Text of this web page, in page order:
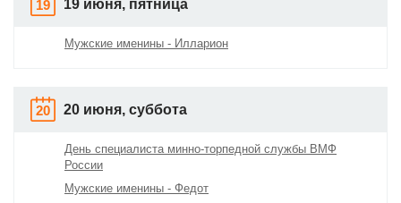
19 19 июня, пятница
Мужские именины - Илларион
20 20 июня, суббота
День специалиста минно-торпедной службы ВМФ
России
Мужские именины - Федот